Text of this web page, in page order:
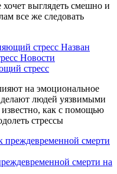
хочет выглядеть смешно и
все же следовать
Назван
Новости
стресс
на эмоциональное
людей уязвимыми
известно, как с помощью
стрессы
смерти на